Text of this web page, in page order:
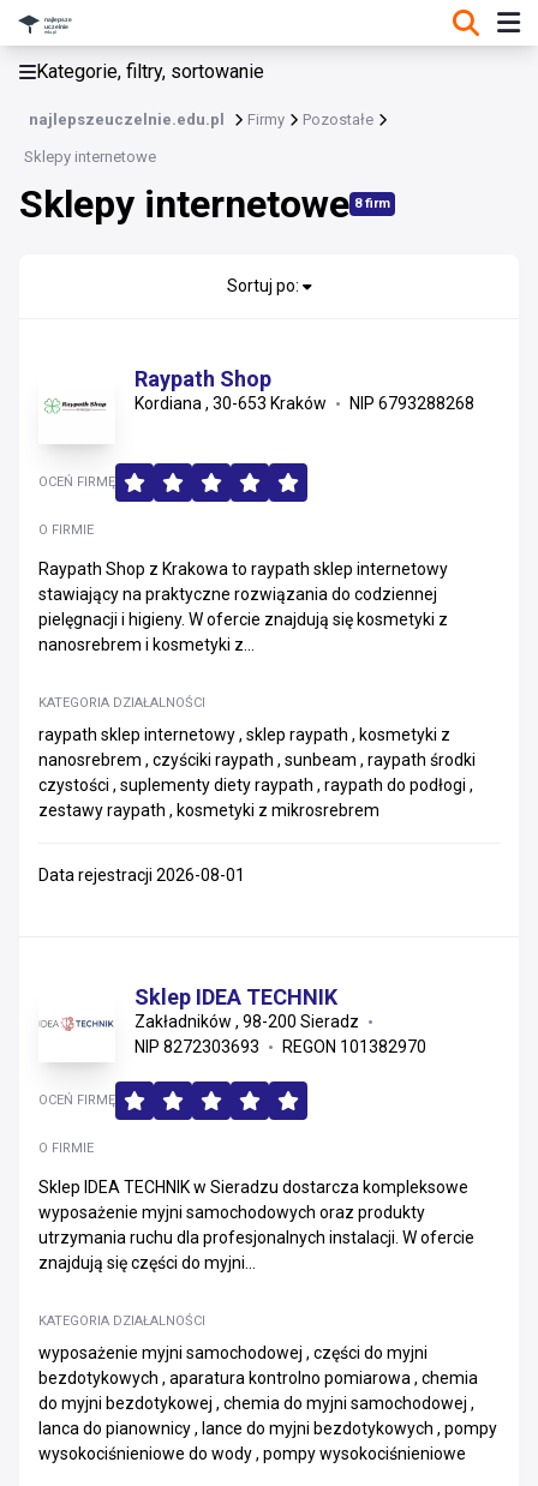
Kategorie, filtry, sortowanie
najlepszeuczelnie.edu.pl Firmy Pozostałe
Sklepy internetowe
Sklepy internetowe 8 firm
Pozostałe
Jednostki admistracji publicznej
Sklepy internetowe
Sprzedaż detaliczna
Sortuj po:
Raypath Shop
Kordiana , 30-653 Kraków NIP 6793288268
O FIRMIE
Raypath Shop z Krakowa to raypath sklep internetowy
stawiający na praktyczne rozwiązania do codziennej
pielęgnacji i higieny. W ofercie znajdują się kosmetyki z
nanosrebrem i kosmetyki z...
KATEGORIA DZIAŁALNOŚCI
raypath sklep internetowy , sklep raypath , kosmetyki z
nanosrebrem , czyściki raypath , sunbeam , raypath środki
czystości , suplementy diety raypath , raypath do podłogi ,
zestawy raypath , kosmetyki z mikrosrebrem
OCEŃ FIRMĘ
Data rejestracji 2026-08-01
Sklep IDEA TECHNIK
Zakładników , 98-200 Sieradz
NIP 8272303693
REGON 101382970
O FIRMIE
Sklep IDEA TECHNIK w Sieradzu dostarcza kompleksowe
wyposażenie myjni samochodowych oraz produkty
utrzymania ruchu dla profesjonalnych instalacji. W ofercie
znajdują się części do myjni...
KATEGORIA DZIAŁALNOŚCI
wyposażenie myjni samochodowej , części do myjni
bezdotykowych , aparatura kontrolno pomiarowa , chemia
do myjni bezdotykowej , chemia do myjni samochodowej ,
lanca do pianownicy , lance do myjni bezdotykowych , pompy
wysokociśnieniowe do wody , pompy wysokociśnieniowe
OCEŃ FIRMĘ